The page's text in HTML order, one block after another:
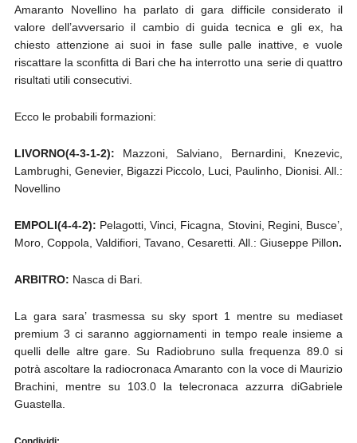
Amaranto Novellino ha parlato di gara difficile considerato il
valore dell’avversario il cambio di guida tecnica e gli ex, ha
chiesto attenzione ai suoi in fase sulle palle inattive, e vuole
riscattare la sconfitta di Bari che ha interrotto una serie di quattro
risultati utili consecutivi.
Ecco le probabili formazioni:
LIVORNO(4-3-1-2): Mazzoni, Salviano, Bernardini, Knezevic,
Lambrughi, Genevier, Bigazzi Piccolo, Luci, Paulinho, Dionisi. All.:
Novellino
EMPOLI(4-4-2): Pelagotti, Vinci, Ficagna, Stovini, Regini, Busce’,
Moro, Coppola, Valdifiori, Tavano, Cesaretti. All.: Giuseppe Pillon.
ARBITRO: Nasca di Bari.
La gara sara’ trasmessa su sky sport 1 mentre su mediaset
premium 3 ci saranno aggiornamenti in tempo reale insieme a
quelli delle altre gare. Su Radiobruno sulla frequenza 89.0 si
potrà ascoltare la radiocronaca Amaranto con la voce di Maurizio
Brachini, mentre su 103.0 la telecronaca azzurra diGabriele
Guastella.